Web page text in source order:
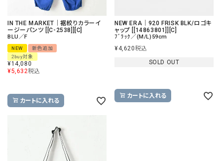
IN THE MARKET｜裾絞りカラーイ
ージーパンツ [[C-2538]][C]
BLU／F
NEW
新色追加
2buy対象
¥14,080
¥5,632税込
カートに入れる
NEW ERA｜920 FRISK BLK/ロゴキ
ャップ [[14863801]][C]
ﾌﾞﾗｯｸ／(M/L)59cm
¥4,620税込
SOLD OUT
カートに入れる